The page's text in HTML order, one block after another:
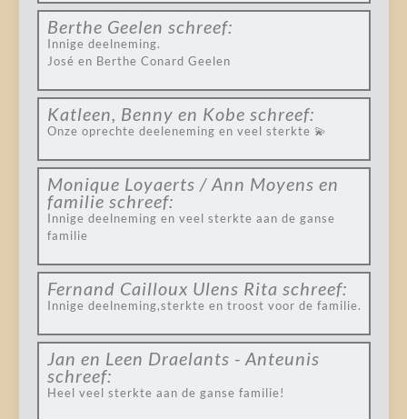
Berthe Geelen schreef:
Innige deelneming.
José en Berthe Conard Geelen
Katleen, Benny en Kobe schreef:
Onze oprechte deeleneming en veel sterkte 💫
Monique Loyaerts / Ann Moyens en
familie schreef:
Innige deelneming en veel sterkte aan de ganse
familie
Fernand Cailloux Ulens Rita schreef:
Innige deelneming,sterkte en troost voor de familie.
Jan en Leen Draelants - Anteunis
schreef:
Heel veel sterkte aan de ganse familie!